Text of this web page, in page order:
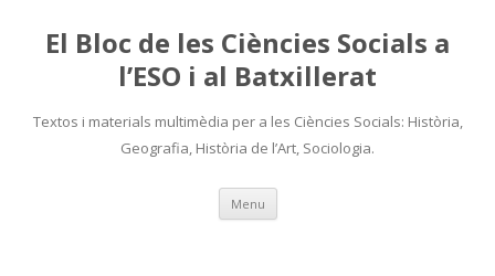
El Bloc de les Ciències Socials a
l’ESO i al Batxillerat
Textos i materials multimèdia per a les Ciències Socials: Història,
Geografia, Història de l’Art, Sociologia.
Menu Skip
content